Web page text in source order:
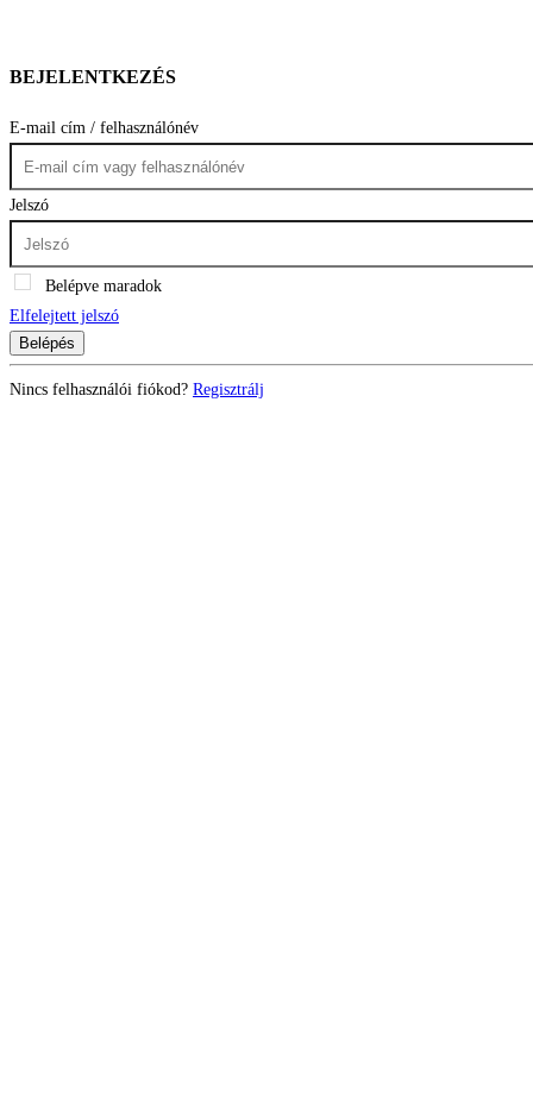
BEJELENTKEZÉS
E-mail cím / felhasználónév
Jelszó
Belépve maradok
Elfelejtett jelszó
Belépés
Nincs felhasználói fiókod? Regisztrálj